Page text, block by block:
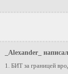
_Alexander_
1. БИТ за границей